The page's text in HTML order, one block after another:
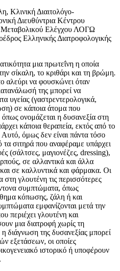
Κλινική Διαιτολόγο-
Διευθύντρια Κέντρου
Μεταβολικού Ελέγχου ΛΟΓΩ
Ελληνικής Διατροφολογικής
μια πρωτεΐνη η οποία
σίκαλη, το κριθάρι και τη βρώμη.
αλεύρι να φουσκώνει όταν
της μπορεί να
υγείας (γαστρεντερολογικά,
σε κάποια άτομα που
ονομάζεται η δυσανεξία στη
κάποια θεραπεία, εκτός από το
Αυτό, όμως δεν είναι πάντα τόσο
σιτηρά που αναφέραμε υπάρχει
(σάλτσες, μαγιονέζες, dressing),
σε αλλαντικά και άλλα
σε καλλυντικά και φάρμακα. Οι
γλουτένη τις περισσότερες
συμπτώματα, όπως
κόπωσης, ζάλη ή και
εμφανίζονται μετά την
περιέχει γλουτένη και
μια διατροφή χωρίς τη
διάγνωση της δυσανεξίας μπορεί
εξετάσεων, οι οποίες
ιστορικό ή υποφέρουν